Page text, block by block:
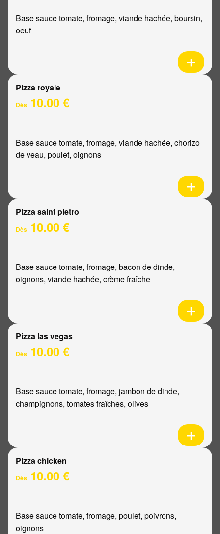
Base sauce tomate, fromage, viande hachée, boursin,
oeuf
Pizza royale
Dès 10.00 €
Base sauce tomate, fromage, viande hachée, chorizo
de veau, poulet, oignons
Pizza saint pietro
Dès 10.00 €
Base sauce tomate, fromage, bacon de dinde,
oignons, viande hachée, crème fraîche
Pizza las vegas
Dès 10.00 €
Base sauce tomate, fromage, jambon de dinde,
champignons, tomates fraîches, olives
Pizza chicken
Dès 10.00 €
Base sauce tomate, fromage, poulet, poivrons,
oignons